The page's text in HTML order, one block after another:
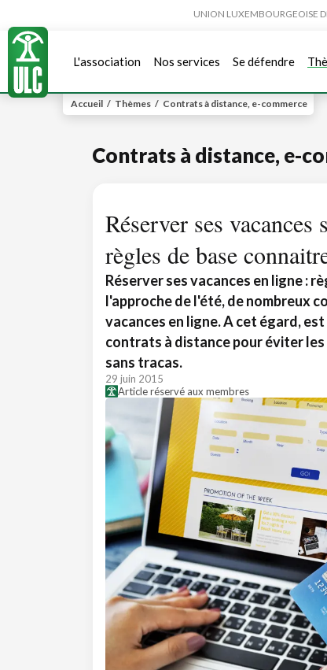
UNION LUXEMBOURGEOISE
L'association Nos services Se défendre
Accueil / Thèmes / Contrats à distance, e-commerce
Contrats à distance, e-
Réserver ses
règles de base
Réserver ses vacances en ligne :
l'approche de l'été, de nombreux
vacances en ligne. A cet égard,
contrats à distance pour éviter
sans tracas.
29 juin 2015
Article réservé aux membres